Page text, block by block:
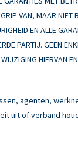
VAN, MAAR NIET
EN ALLE
PARTIJ. GEEN
HIERVAN
agenten,
uit of verband